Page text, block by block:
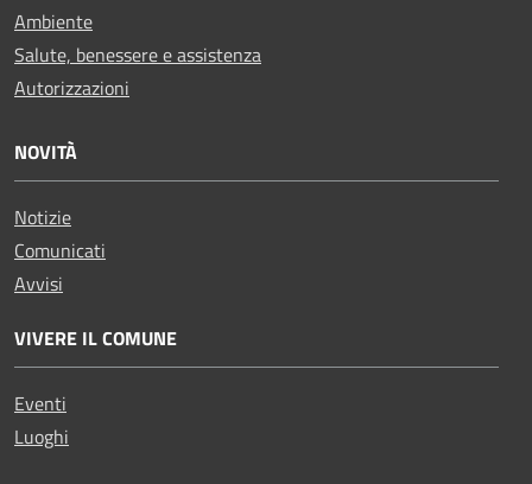
Ambiente
Salute, benessere e assistenza
Autorizzazioni
NOVITÀ
Notizie
Comunicati
Avvisi
VIVERE IL COMUNE
Eventi
Luoghi